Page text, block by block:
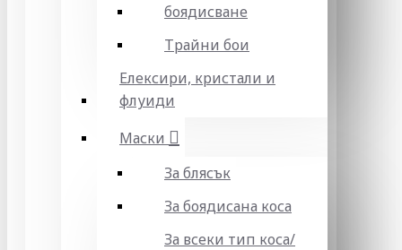
боядисване
Трайни бои
Елексири, кристали и
флуиди
Маски
За блясък
За боядисана коса
За всеки тип коса/